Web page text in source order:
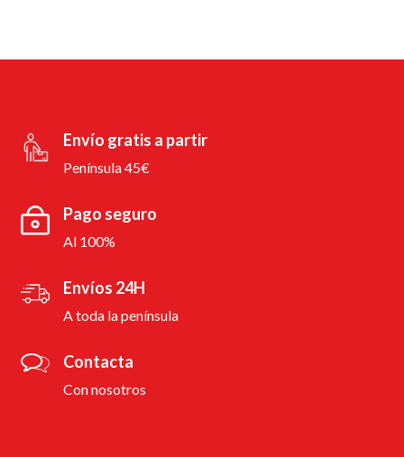
Envío gratis a partir
Península 45€
Pago seguro
Al 100%
Envíos 24H
A toda la península
Contacta
Con nosotros